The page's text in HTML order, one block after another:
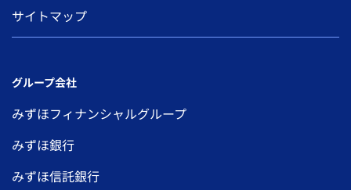
サイトマップ
グループ会社
みずほフィナンシャルグループ
みずほ銀行
みずほ信託銀行